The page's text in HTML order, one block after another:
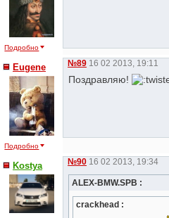
Подробно
Eugene
Подробно
№89 16 02 2013, 19:11
Поздравляю!
Kostya №90 16 02 2013, 19:34
ALEX-BMW.SPB :
crackhead :